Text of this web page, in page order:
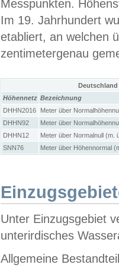
Messpunkten.
Im 19. Jahrhundert
etabliert, an welchen
zentimetergenau
Höhennetz Bezeichnung
DHHN2016
Meter über
DHHN92
Meter über
DHHN12
Meter über Normalnull (m.
SNN76
Meter über Höhennormal
Unter Einzugsgebiet
unterirdisches
Allgemeine